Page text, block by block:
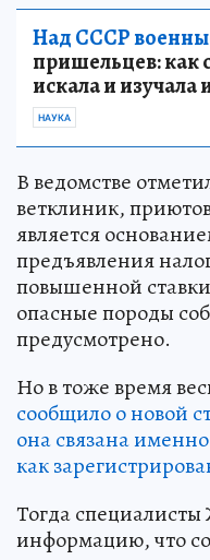
Над СССР
пришельцев: как
искала и
НАУКА
В ведомстве
ветклиник,
является
предъявления
повышенной
опасные породы
предусмотрено.
Но в тоже время
сообщило о новой
она связана
как
Тогда
информацию, что